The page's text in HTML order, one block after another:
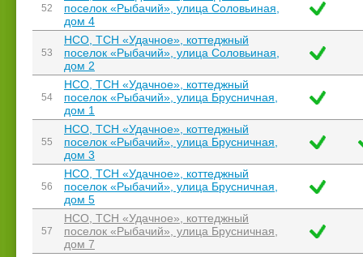
52
поселок «Рыбачий», улица Соловьиная,
дом 4
53
НСО, ТСН «Удачное», коттеджный
поселок «Рыбачий», улица Соловьиная,
дом 2
54
НСО, ТСН «Удачное», коттеджный
поселок «Рыбачий», улица Брусничная,
дом 1
55
НСО, ТСН «Удачное», коттеджный
поселок «Рыбачий», улица Брусничная,
дом 3
56
НСО, ТСН «Удачное», коттеджный
поселок «Рыбачий», улица Брусничная,
дом 5
57
НСО, ТСН «Удачное», коттеджный
поселок «Рыбачий», улица Брусничная,
дом 7